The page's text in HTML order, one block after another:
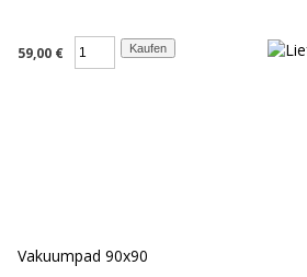
59,00 €
Vakuumpad 90x90